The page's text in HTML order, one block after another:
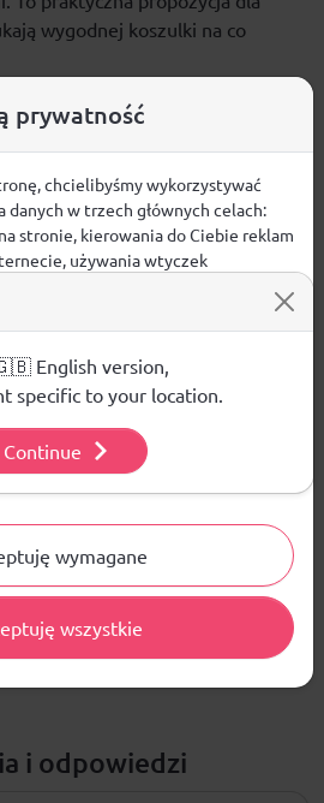
wygodnej koszulki na co
dzianinazapewnia trwałość i
noszenia
dopasowuje się do sylwetki
koszulce klasyczne
i uniwersalny fason
bawełna 100%
żadnej recenzji produktu
i odpowiedzi
prywatność
chcielibyśmy wykorzystywać
danych w trzech głównych celach:
stronie, kierowania do Ciebie reklam
używania wtyczek
o plikach cookie i tym, jak
odwiedź naszą Polityką
wymagane
wszystkie
English version,
specific to your location.
Continue